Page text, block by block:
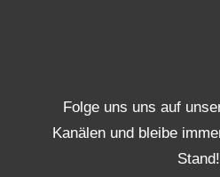
Folge uns uns auf
Kanälen und bleibe
Stand!